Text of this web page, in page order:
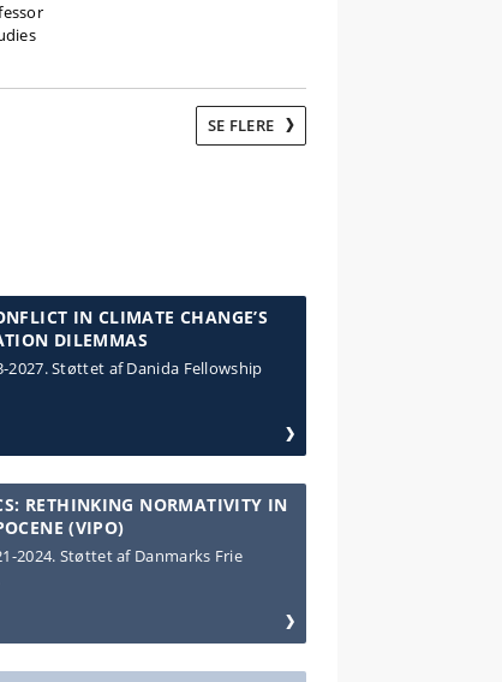
SE FLERE
IN CLIMATE CHANGE’S
DILEMMAS
2027. Støttet af Danida Fellowship
RETHINKING NORMATIVITY IN
(VIPO)
2024. Støttet af Danmarks Frie